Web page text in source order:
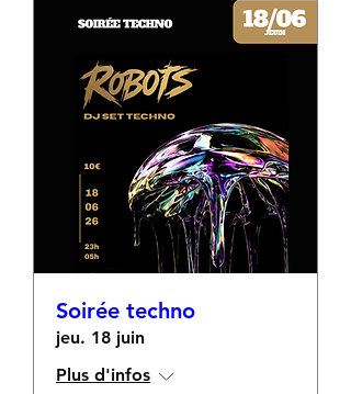
Soirée techno
jeu. 18 juin
Plus d'infos